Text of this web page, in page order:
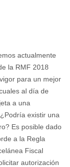
actualmente
la RMF 2018
para un mejor
al día de
a una
existir una
Es posible dado
a la Regla
Fiscal
autorización